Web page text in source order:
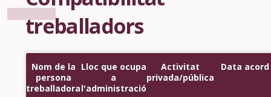
treballadors
Nom de la
persona
treballadora
Lloc que ocupa
a
l'administració
Activitat
privada/pública
Data acord